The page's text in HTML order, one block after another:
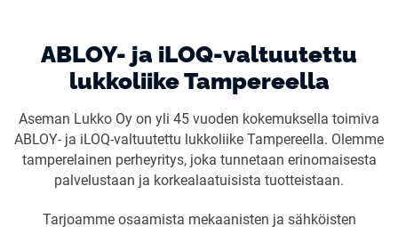
ABLOY- ja iLOQ-valtuutettu
lukkoliike Tampereella
Aseman Lukko Oy on yli 45 vuoden kokemuksella toimiva
ABLOY- ja iLOQ-valtuutettu lukkoliike Tampereella. Olemme
tamperelainen perheyritys, joka tunnetaan erinomaisesta
palvelustaan ja korkealaatuisista tuotteistaan.
Tarjoamme osaamista mekaanisten ja sähköisten